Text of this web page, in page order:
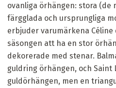
ovanliga örhängen: stora (de
färgglada och ursprungliga
erbjuder varumärkena
säsongen att ha en stor
dekorerade med stenar.
guldring örhängen, och Saint
guldörhängen, men en